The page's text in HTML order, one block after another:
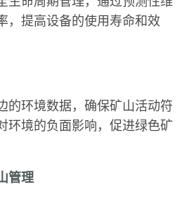
，提高设备的使用寿命和效
的环境数据，确保矿山活动符
环境的负面影响，促进绿色矿
管理